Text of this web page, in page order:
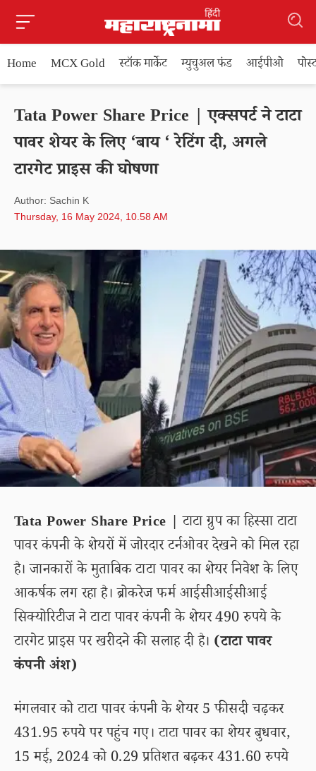
Home MCX Gold स्टॉक मार्केट म्युचुअल फंड आईपीओ
Tata Power Share Price | एक्सपर्ट ने टाटा
पावर शेयर के लिए ‘बाय ‘ रेटिंग दी, अगले
टारगेट प्राइस की घोषणा
Author: Sachin K
Thursday, 16 May 2024, 10.58 AM
Tata Power Share Price | टाटा ग्रुप का हिस्सा टाटा
पावर कंपनी के शेयरों में जोरदार टर्नओवर देखने को मिल रहा
है। जानकारों के मुताबिक टाटा पावर का शेयर निवेश के लिए
आकर्षक लग रहा है। ब्रोकरेज फर्म आईसीआईसीआई
सिक्योरिटीज ने टाटा पावर कंपनी के शेयर 490 रुपये के
टारगेट प्राइस पर खरीदने की सलाह दी है। (टाटा पावर
कंपनी अंश)
मंगलवार को टाटा पावर कंपनी के शेयर 5 फीसदी चढ़कर
431.95 रुपये पर पहुंच गए। टाटा पावर का शेयर बुधवार,
15 मई, 2024 को 0.29 प्रतिशत बढ़कर 431.60 रुपये